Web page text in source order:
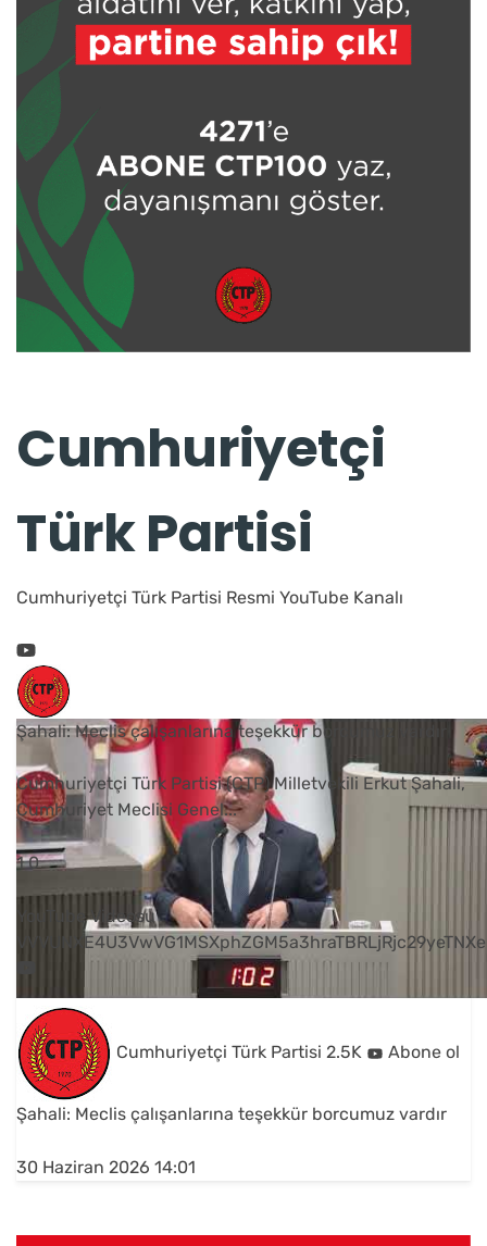
Cumhuriyetçi
Türk Partisi
Cumhuriyetçi Türk Partisi Resmi YouTube Kanalı
Şahali: Meclis çalışanlarına teşekkür borcumuz vardır
Cumhuriyetçi Türk Partisi (CTP) Milletvekili Erkut Şahali,
Cumhuriyet Meclisi Genel...
1 0
YouTube Videosu
Cumhuriyetçi Türk Partisi 2.5K Abone ol
Şahali: Meclis çalışanlarına teşekkür borcumuz vardır
30 Haziran 2026 14:01